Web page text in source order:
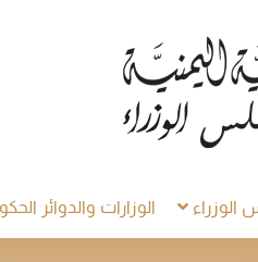
الوزارات والدوائر